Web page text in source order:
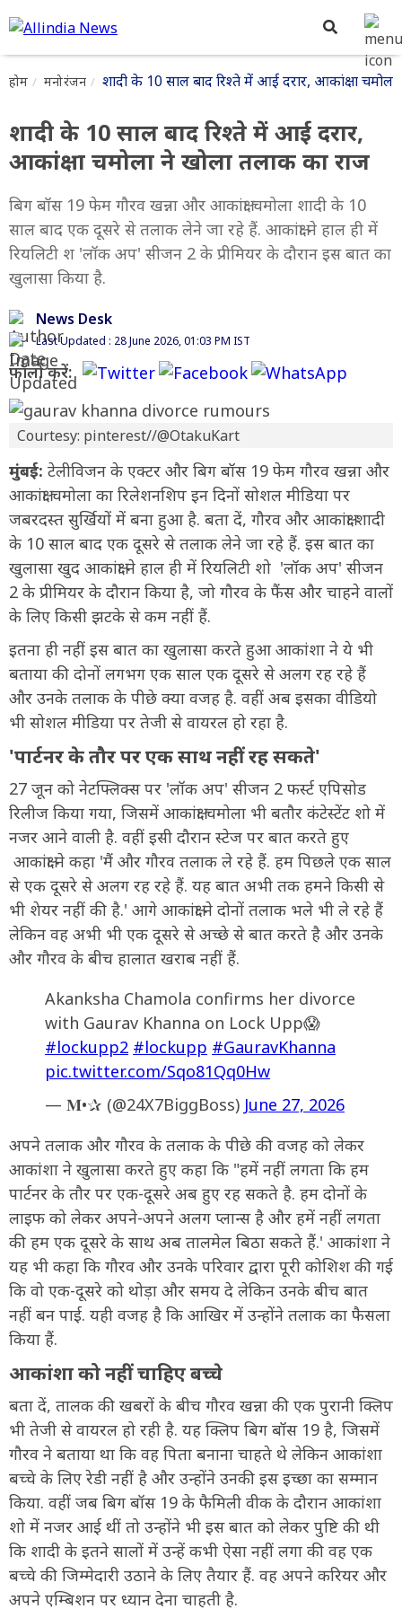
होम मनोरंजन शादी के 10 साल बाद रिश्ते में आई दरार, आकांक्षा
शादी के 10 साल बाद रिश्ते में आई दरार,
आकांक्षा चमोला ने खोला तलाक का राज
बिग बॉस 19 फेम गौरव खन्ना और आकांक्षा चमोला शादी के 10
साल बाद एक दूसरे से तलाक लेने जा रहे हैं. आकांक्षा ने हाल ही में
रियलिटी श 'लॉक अप' सीजन 2 के प्रीमियर के दौरान इस बात का
खुलासा किया है.
News Desk
Last Updated : 28 June 2026, 01:03 PM IST
फॉलो करें:
Courtesy: pinterest//@OtakuKart
मुंबई: टेलीविजन के एक्टर और बिग बॉस 19 फेम गौरव खन्ना और
आकांक्षा चमोला का रिलेशनशिप इन दिनों सोशल मीडिया पर
जबरदस्त सुर्खियों में बना हुआ है. बता दें, गौरव और आकांक्षा शादी
के 10 साल बाद एक दूसरे से तलाक लेने जा रहे हैं. इस बात का
खुलासा खुद आकांक्षा ने हाल ही में रियलिटी शो 'लॉक अप' सीजन
2 के प्रीमियर के दौरान किया है, जो गौरव के फैंस और चाहने वालों
के लिए किसी झटके से कम नहीं हैं.
इतना ही नहीं इस बात का खुलासा करते हुआ आकांशा ने ये भी
बताया की दोनों लगभग एक साल एक दूसरे से अलग रह रहे हैं
और उनके तलाक के पीछे क्या वजह है. वहीं अब इसका वीडियो
भी सोशल मीडिया पर तेजी से वायरल हो रहा है.
'पार्टनर के तौर पर एक साथ नहीं रह सकते'
27 जून को नेटफ्लिक्स पर 'लॉक अप' सीजन 2 फर्स्ट एपिसोड
रिलीज किया गया, जिसमें आकांक्षा चमोला भी बतौर कंटेस्टेंट शो में
नजर आने वाली है. वहीं इसी दौरान स्टेज पर बात करते हुए
आकांक्षा ने कहा 'मैं और गौरव तलाक ले रहे हैं. हम पिछले एक साल
से एक दूसरे से अलग रह रहे हैं. यह बात अभी तक हमने किसी से
भी शेयर नहीं की है.' आगे आकांक्षा ने दोनों तलाक भले भी ले रहे हैं
लेकिन वह अभी भी एक दूसरे से अच्छे से बात करते है और उनके
और गौरव के बीच हालात खराब नहीं हैं.
Akanksha Chamola confirms her divorce
with Gaurav Khanna on Lock Upp😱
#lockupp2 #lockupp #GauravKhanna
pic.twitter.com/Sqo81Qq0Hw
— 𝐌•✰ (@24X7BiggBoss) June 27, 2026
अपने तलाक और गौरव के तलाक के पीछे की वजह को लेकर
आकांशा ने खुलासा करते हुए कहा कि "हमें नहीं लगता कि हम
पार्टनर के तौर पर एक-दूसरे अब हुए रह सकते है. हम दोनों के
लाइफ को लेकर अपने-अपने अलग प्लान्स है और हमें नहीं लगता
की हम एक दूसरे के साथ अब तालमेल बिठा सकते हैं.' आकांशा ने
यह भी कहा कि गौरव और उनके परिवार द्वारा पूरी कोशिश की गई
कि वो एक-दूसरे को थोड़ा और समय दे लेकिन उनके बीच बात
नहीं बन पाई. यही वजह है कि आखिर में उन्होंने तलाक का फैसला
किया हैं.
आकांशा को नहीं चाहिए बच्चे
बता दें, तालक की खबरों के बीच गौरव खन्ना की एक पुरानी क्लिप
भी तेजी से वायरल हो रही है. यह क्लिप बिग बॉस 19 है, जिसमें
गौरव ने बताया था कि वह पिता बनाना चाहते थे लेकिन आकांशा
बच्चे के लिए रेडी नहीं है और उन्होंने उनकी इस इच्छा का सम्मान
किया. वहीं जब बिग बॉस 19 के फैमिली वीक के दौरान आकांशा
शो में नजर आई थीं तो उन्होंने भी इस बात को लेकर पुष्टि की थी
कि शादी के इतने सालों में उन्हें कभी ऐसा नहीं लगा की वह एक
बच्चे की जिम्मेदारी उठाने के लिए तैयार हैं. वह अपने करियर और
अपने एम्बिशन पर ध्यान देना चाहती है.